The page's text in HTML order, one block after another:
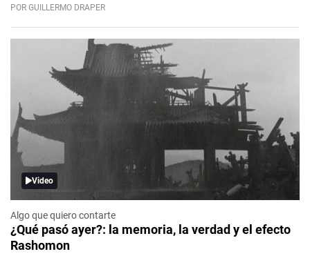
POR GUILLERMO DRAPER
Video
Algo que quiero contarte
¿Qué pasó ayer?: la memoria, la verdad y el efecto
Rashomon